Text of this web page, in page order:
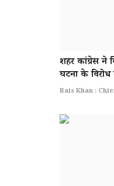
शहर कांग्रेस ने
घटना के
Rais Khan :